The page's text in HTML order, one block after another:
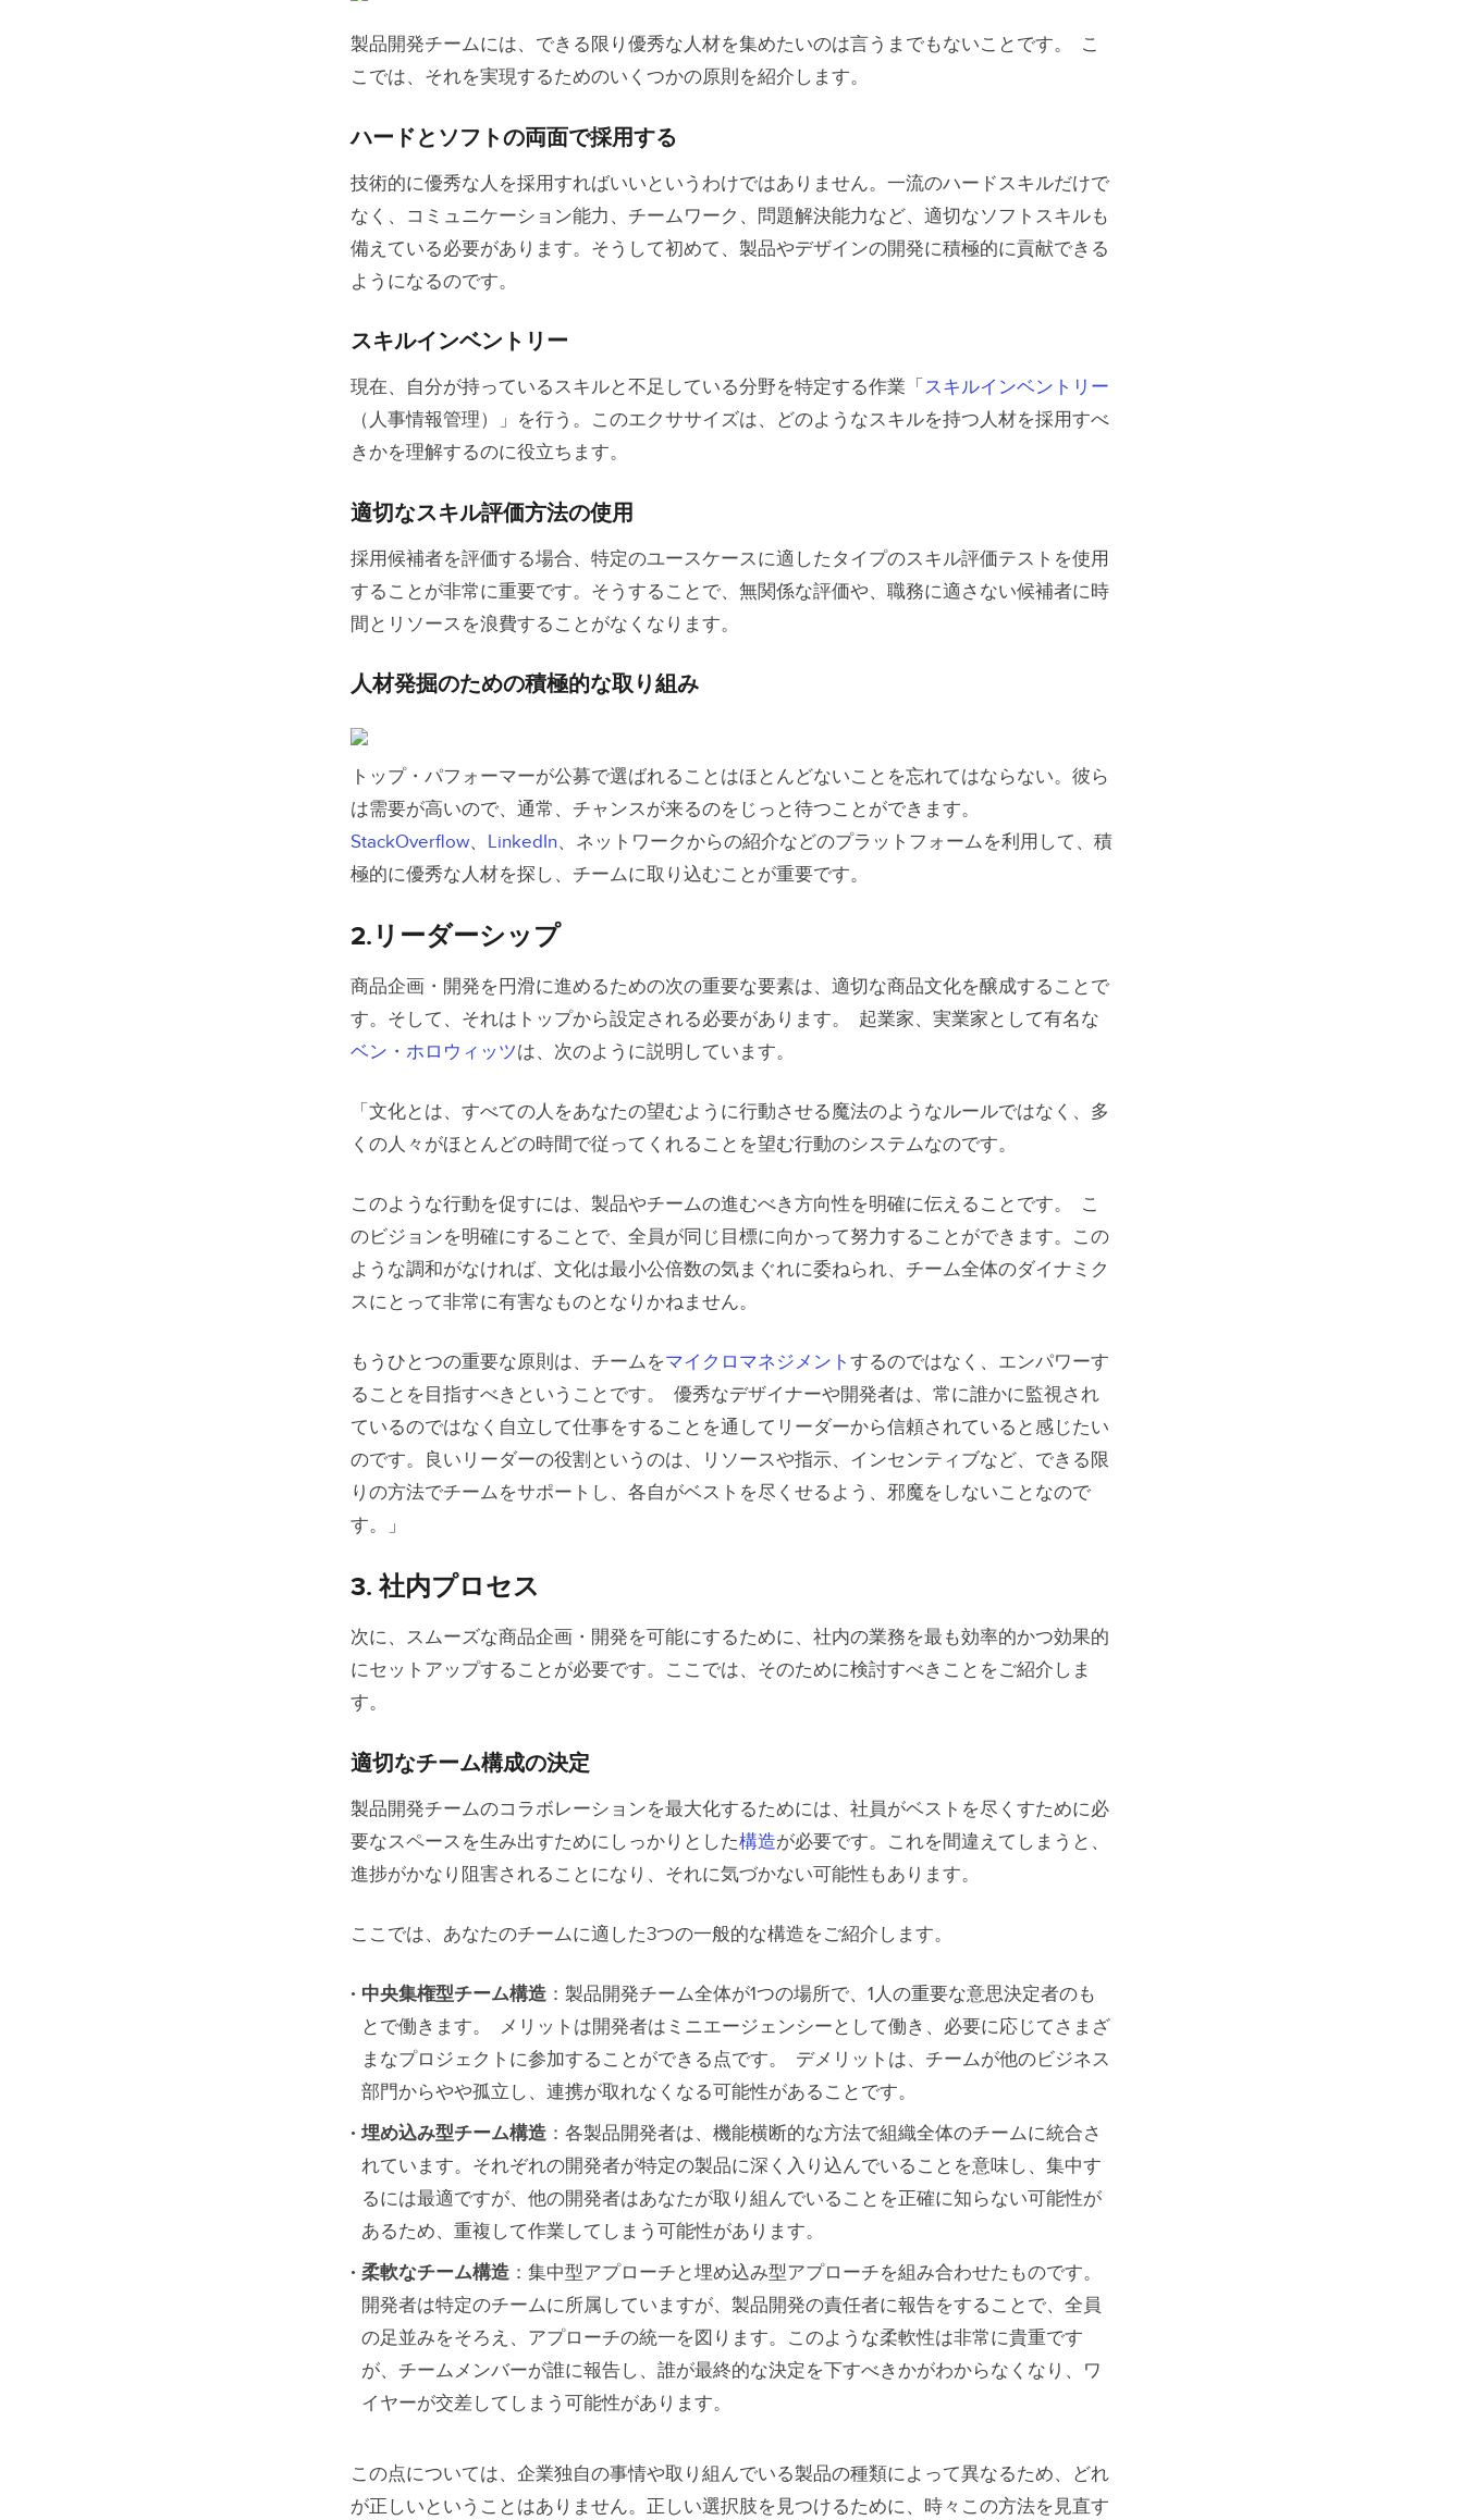
3. 社内プロセス
適切なチーム構成の決定
デザイン・開発チームのコラボレーションを促進するツールを活用
定期的なミーティングの開催
適切な人事評価の決定
4. キャリアアップのために
まとめ
製品開発チームには、できる限り優秀な人材を集めたいのは言うまでもないことです。 こ
こでは、それを実現するためのいくつかの原則を紹介します。
ハードとソフトの両面で採用する
技術的に優秀な人を採用すればいいというわけではありません。一流のハードスキルだけで
なく、コミュニケーション能力、チームワーク、問題解決能力など、適切なソフトスキルも
備えている必要があります。そうして初めて、製品やデザインの開発に積極的に貢献できる
ようになるのです。
スキルインベントリー
現在、自分が持っているスキルと不足している分野を特定する作業「 スキルインベントリー
（人事情報管理）」を行う。このエクササイズは、どのようなスキルを持つ人材を採用すべ
きかを理解するのに役立ちます。
適切なスキル評価方法の使用
採用候補者を評価する場合、特定のユースケースに適したタイプのスキル評価テストを使用
することが非常に重要です。そうすることで、無関係な評価や、職務に適さない候補者に時
間とリソースを浪費することがなくなります。
人材発掘のための積極的な取り組み
トップ・パフォーマーが公募で選ばれることはほとんどないことを忘れてはならない。彼ら
は需要が高いので、通常、チャンスが来るのをじっと待つことができます。
StackOverflow、 LinkedIn、ネットワークからの紹介などのプラットフォームを利用して、積
極的に優秀な人材を探し、チームに取り込むことが重要です。
2. リーダーシップ
商品企画・開発を円滑に進めるための次の重要な要素は、適切な商品文化を醸成することで
す。そして、それはトップから設定される必要があります。 起業家、実業家として有名な
ベン・ホロウィッツは、次のように説明しています。
「文化とは、すべての人をあなたの望むように行動させる魔法のようなルールではなく、多
くの人々がほとんどの時間で従ってくれることを望む行動のシステムなのです。
このような行動を促すには、製品やチームの進むべき方向性を明確に伝えることです。 こ
のビジョンを明確にすることで、全員が同じ目標に向かって努力することができます。この
ような調和がなければ、文化は最小公倍数の気まぐれに委ねられ、チーム全体のダイナミク
スにとって非常に有害なものとなりかねません。
もうひとつの重要な原則は、チームをマイクロマネジメント するのではなく、エンパワーす
ることを目指すべきということです。 優秀なデザイナーや開発者は、常に誰かに監視され
ているのではなく自立して仕事をすることを通してリーダーから信頼されていると感じたい
のです。良いリーダーの役割というのは、リソースや指示、インセンティブなど、できる限
りの方法でチームをサポートし、各自がベストを尽くせるよう、邪魔をしないことなので
す。」
3. 社内プロセス
次に、スムーズな商品企画・開発を可能にするために、社内の業務を最も効率的かつ効果的
にセットアップすることが必要です。ここでは、そのために検討すべきことをご紹介しま
す。
適切なチーム構成の決定
製品開発チームのコラボレーションを最大化するためには、社員がベストを尽くすために必
要なスペースを生み出すためにしっかりとした構造が必要です。これを間違えてしまうと、
進捗がかなり阻害されることになり、それに気づかない可能性もあります。
ここでは、あなたのチームに適した3つの一般的な構造をご紹介します。
中央集権型チーム構造 ：製品開発チーム全体が1つの場所で、1人の重要な意思決定者のも
とで働きます。 メリットは開発者はミニエージェンシーとして働き、必要に応じてさまざ
まなプロジェクトに参加することができる点です。 デメリットは、チームが他のビジネス
部門からやや孤立し、連携が取れなくなる可能性があることです。
埋め込み型チーム構造 ：各製品開発者は、機能横断的な方法で組織全体のチームに統合さ
れています。それぞれの開発者が特定の製品に深く入り込んでいることを意味し、集中す
るには最適ですが、他の開発者はあなたが取り組んでいることを正確に知らない可能性が
あるため、重複して作業してしまう可能性があります。
柔軟なチーム構造 ：集中型アプローチと埋め込み型アプローチを組み合わせたものです。
開発者は特定のチームに所属していますが、製品開発の責任者に報告をすることで、全員
の足並みをそろえ、アプローチの統一を図ります。このような柔軟性は非常に貴重です
が、チームメンバーが誰に報告し、誰が最終的な決定を下すべきかがわからなくなり、ワ
イヤーが交差してしまう可能性があります。
この点については、企業独自の事情や取り組んでいる製品の種類によって異なるため、どれ
が正しいということはありません。正しい選択肢を見つけるために、時々この方法を見直す